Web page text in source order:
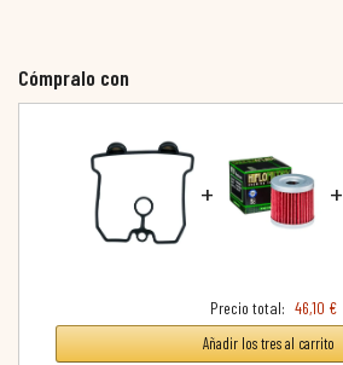
Cómpralo con
+ +
Precio total: 46,10 €
Añadir los tres al carrito